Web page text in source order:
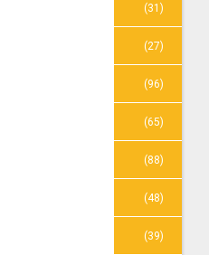
(31)
(27)
(96)
(65)
(88)
(48)
(39)